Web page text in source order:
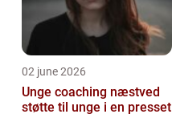
02 june 2026
Unge coaching næstved
støtte til unge i en presset